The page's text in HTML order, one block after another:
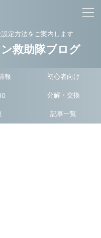
定方法をご案内します
救助隊ブログ
報 初心者向け
分解・交換
記事一覧